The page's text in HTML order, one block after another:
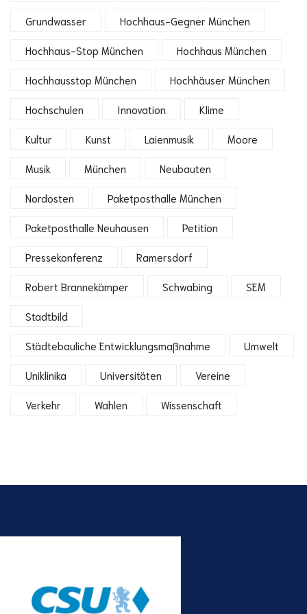
Grundwasser Hochhaus-Gegner München
Hochhaus-Stop München Hochhaus München
Hochhausstop München Hochhäuser München
Hochschulen Innovation Klime
Kultur Kunst Laienmusik Moore
Musik München Neubauten
Nordosten Paketposthalle München
Paketposthalle Neuhausen Petition
Pressekonferenz Ramersdorf
Robert Brannekämper Schwabing SEM
Stadtbild
Städtebauliche Entwicklungsmaßnahme Umwelt
Uniklinika Universitäten Vereine
Verkehr Wahlen Wissenschaft